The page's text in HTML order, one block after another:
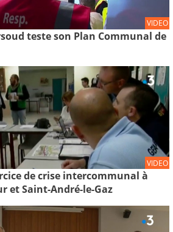
VIDEO
teste son Plan Communal de
VIDEO
de crise intercommunal à
et Saint-André-le-Gaz